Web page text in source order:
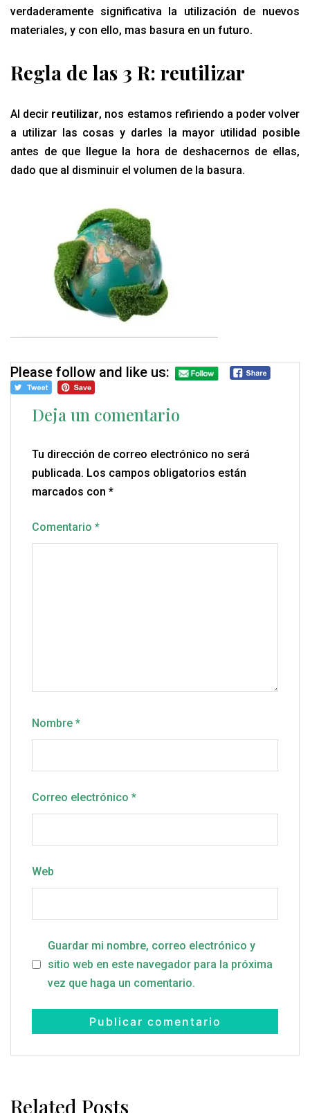
verdaderamente significativa la utilización de nuevos
materiales, y con ello, mas basura en un futuro.
Regla de las 3 R: reutilizar
Al decir reutilizar, nos estamos refiriendo a poder volver
a utilizar las cosas y darles la mayor utilidad posible
antes de que llegue la hora de deshacernos de ellas,
dado que al disminuir el volumen de la basura.
Please follow and like us:
Deja un comentario
Tu dirección de correo electrónico no será
publicada. Los campos obligatorios están
marcados con *
Comentario *
Nombre *
Correo electrónico *
Web
Guardar mi nombre, correo electrónico y
sitio web en este navegador para la próxima
vez que haga un comentario.
Related Posts